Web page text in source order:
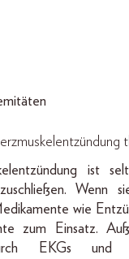
ist
Wenn
wie
zum Einsatz.
EKGs und